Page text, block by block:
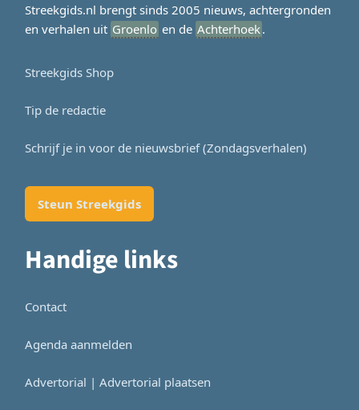
Streekgids.nl brengt sinds 2005 nieuws, achtergronden
en verhalen uit Groenlo en de Achterhoek.
Streekgids Shop
Tip de redactie
Schrijf je in voor de nieuwsbrief (Zondagsverhalen)
Steun Streekgids
Handige links
Contact
Agenda aanmelden
Advertorial | Advertorial plaatsen